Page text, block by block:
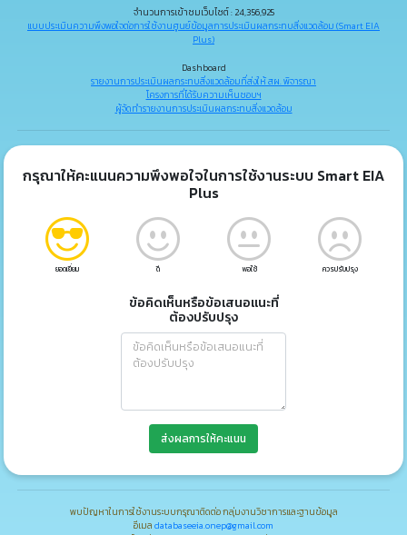
จำนวนการเข้าชมเว็บไซต์ : 24,356,925
แบบประเมินความพึงพอใจต่อการใช้งานศูนย์ข้อมูลการประเมินผลกระทบสิ่งแวดล้อม (Smart EIA
Plus)
Dashboard
รายงานการประเมินผลกระทบสิ่งแวดล้อมที่ส่งให้ สผ. พิจารณา
โครงการที่ได้รับความเห็นชอบฯ
ผู้จัดทำรายงานการประเมินผลกระทบสิ่งแวดล้อม
กรุณาให้คะแนนความพึงพอใจในการใช้งานระบบ Smart EIA
Plus
ยอดเยี่ยม ดี พอใช้ ควรปรับปรุง
ข้อคิดเห็นหรือข้อเสนอแนะที่
ต้องปรับปรุง
ส่งผลการให้คะแนน
พบปัญหาในการใช้งานระบบกรุณาติดต่อ กลุ่มงานวิชาการและฐานข้อมูล
อีเมล databaseeia.onep@gmail.com